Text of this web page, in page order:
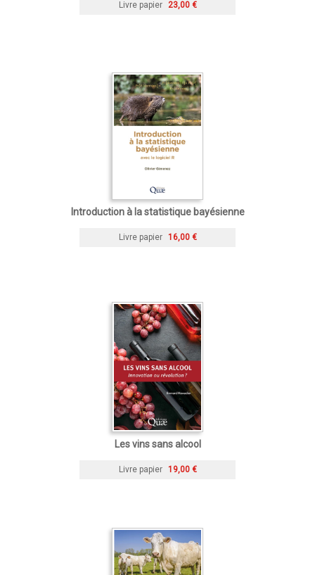
Livre papier 23,00 €
Introduction à la statistique bayésienne
Livre papier 16,00 €
Les vins sans alcool
Livre papier 19,00 €